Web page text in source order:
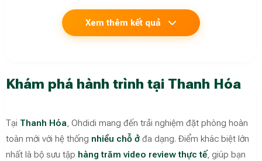
Xem thêm kết quả
Khám phá hành trình tại Thanh Hóa
Tại Thanh Hóa, Ohdidi mang đến trải nghiệm đặt phòng hoàn
toàn mới với hệ thống nhiều chỗ ở đa dạng. Điểm khác biệt lớn
nhất là bộ sưu tập hàng trăm video review thực tế, giúp bạn